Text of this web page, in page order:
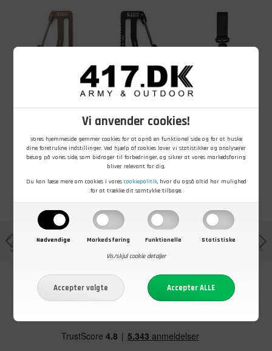
Vi anvender cookies!
Vores hjemmeside gemmer cookies for at opnå en funktionel side og for at huske
dine foretrukne indstillinger. Ved hjælp af cookies laver vi statistikker og analyserer
besøg på vores side, som bidrager til forbedringer, og sikrer at vores markedsføring
bliver relevant for dig.
Du kan læse mere om cookies i vores cookiepolitik, hvor du også altid har mulighed
for at trække dit samtykke tilbage.
Nødvendige Markedsføring Funktionelle
Statistiske
Vis/skjul cookie detaljer
Hardpoint B175
109,00 DKK
5.11 Tactical
Hardpoint B150
karabinhage
På lager - Køb nu
39,00
Mil-Tec
Karabinhage